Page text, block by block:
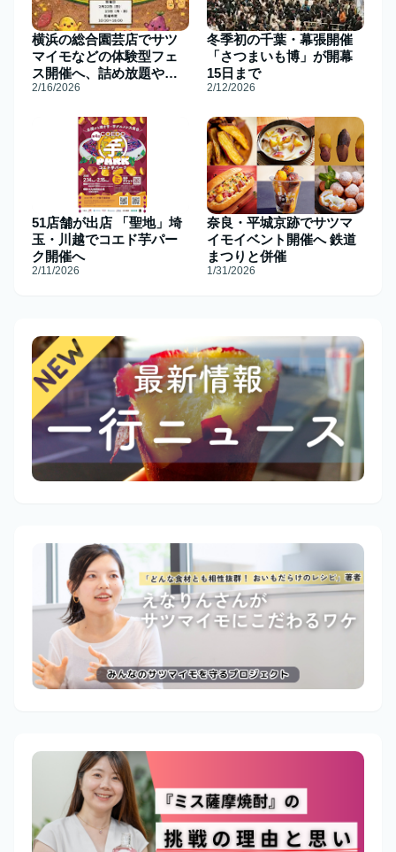
横浜の総合園芸店でサツ
マイモなどの体験型フェ
ス開催へ、詰め放題や品
種別試食も
2/16/2026
冬季初の千葉・幕張開催
「さつまいも博」が開幕
15日まで
2/12/2026
51店舗が出店 「聖地」埼
玉・川越でコエド芋パー
ク開催へ
2/11/2026
奈良・平城京跡でサツマ
イモイベント開催へ 鉄道
まつりと併催
1/31/2026